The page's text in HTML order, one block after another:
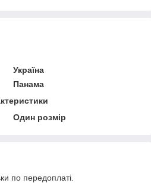
Україна
Панама
Один розмір
по передоплаті.